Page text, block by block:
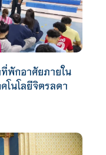
พักอาศัยภายใน
โนโลยีจิตรลดา